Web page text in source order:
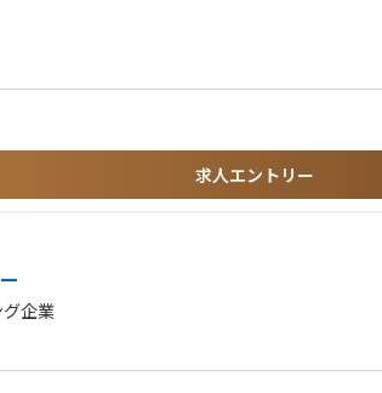
リアル・規制対応事項での緊密な連携
コミットメントを高める
求人エントリー
企業